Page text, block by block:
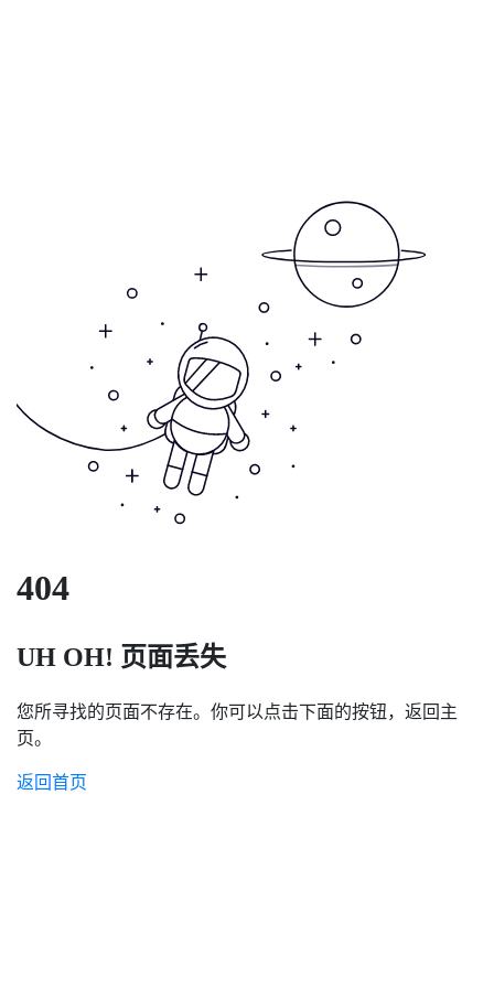
404
UH OH! 页面丢失
您所寻找的页面不存在。你可以点击下面的按钮，返回主
页。
返回首页